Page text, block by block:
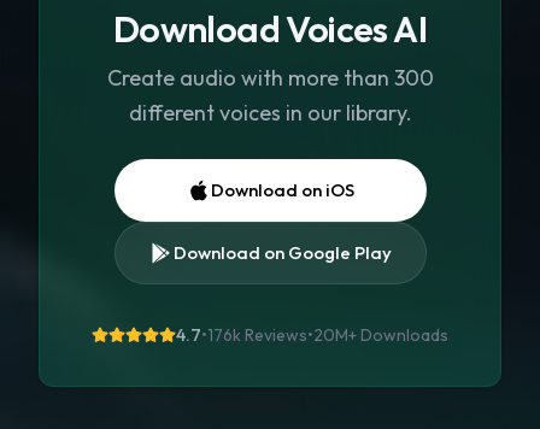
Download Voices AI
Create audio with more than 300
different voices in our library.
Download on iOS
Download on Google Play
4.7•176k Reviews•20M+ Downloads